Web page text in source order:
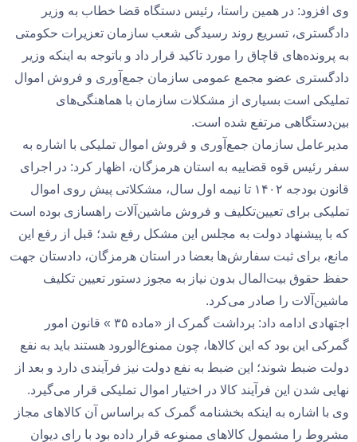
وی افزود: در همین راستا، رئیس دستگاه قضا خطاب به وزیر
دادگستری، تسریع روند رسیدگی شعب سازمان تعزیرات حکومتی
به پرونده‌های قاچاق را مورد تاکید قرار داد و باتوجه به اینکه وزیر
دادگستری عضو مجمع عمومی سازمان جمع‌آوری و فروش اموال
تملیکی است بسیاری از مشکلات سازمان با هماهنگی‌های
بین‌دستگاهی مرتفع شده است.
مدیرعامل سازمان جمع‌آوری و فروش اموال تملیکی با اشاره به
سفر رئیس قوه قضاییه به استان هرمزگان، اظهار کرد: در اجرای
قانون بودجه ۱۴۰۲ تا نیمه اول سال، مشکلاتی پیش روی اموال
تملیکی برای تعیین‌تکلیف و فروش ماشین‌آلات راهسازی بوده است
که با پیشنهاد دولت به مجلس این مشکل رفع شد؛ قبل از رفع این
مانع، برای ثبت سفارش‌ها بعضا در استان هرمزگان، دادستان جهت
حفظ حقوق بیت‌المال بدون نیاز به مجوز دستور تعیین تکلیف
ماشین‌آلات را صادر می‌کرد.
اجتهادی ادامه داد: برداشت گمرک از «ماده ۳۵ » قانون امور
گمرکی این بود که این کالاها، چون ممنوع‌الورود هستند باید به نفع
دولت ضبط شوند؛ این ضبط به نفع دولت نیز فرآیندی دارد و بعد از
نهایی شدن این فرآیند کالا در اختیار اموال تملیکی قرار می‌گیرد.
وی با اشاره به اینکه بخشنامه گمرک که براساس آن کالا‌های مجاز
مشروط را مشمول کالا‌های ممنوعه قرار داده بود با رای دیوان